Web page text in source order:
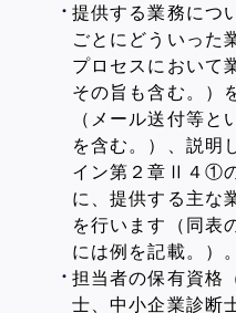
提供する業務につ
ごとにどういった
プロセスにおいて
その旨も含む。）
（メール送付等
を含む。）、説明
イン第２章Ⅱ４①
に、提供する主な
を行います（同表
には例を記載。）。
担当者の保有資格
士、中小企業診断